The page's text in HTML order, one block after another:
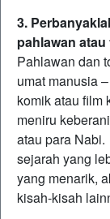
3.
pahlawan
Pahlawan dan
umat manusia
komik atau film
meniru
atau para
sejarah yang
yang menarik,
kisah-kisah